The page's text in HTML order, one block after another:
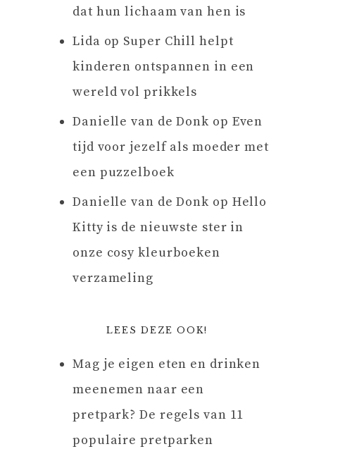
dat hun lichaam van hen is
Lida op Super Chill helpt
kinderen ontspannen in een
wereld vol prikkels
Danielle van de Donk op Even
tijd voor jezelf als moeder met
een puzzelboek
Danielle van de Donk op Hello
Kitty is de nieuwste ster in
onze cosy kleurboeken
verzameling
LEES DEZE OOK!
Mag je eigen eten en drinken
meenemen naar een
pretpark? De regels van 11
populaire pretparken